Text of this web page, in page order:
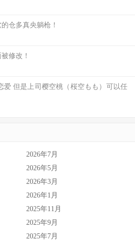
仓多真央躺枪！
修改！
爱 但是上司樱空桃（桜空もも）可以任
2026年7月
2026年5月
2026年3月
2026年1月
2025年11月
2025年9月
2025年7月